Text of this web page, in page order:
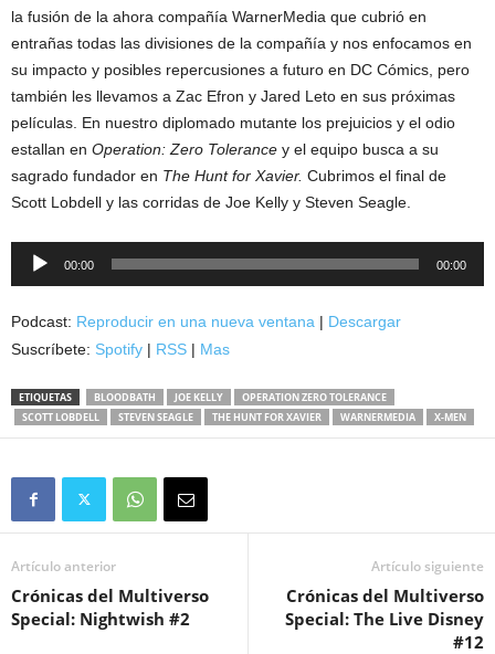
la fusión de la ahora compañía WarnerMedia que cubrió en
entrañas todas las divisiones de la compañía y nos enfocamos en
su impacto y posibles repercusiones a futuro en DC Cómics, pero
también les llevamos a Zac Efron y Jared Leto en sus próximas
películas. En nuestro diplomado mutante los prejuicios y el odio
estallan en Operation: Zero Tolerance y el equipo busca a su
sagrado fundador en The Hunt for Xavier. Cubrimos el final de
Scott Lobdell y las corridas de Joe Kelly y Steven Seagle.
Reproductor
00:00 00:00
Podcast: Reproducir en una nueva ventana | Descargar
Suscríbete: Spotify | RSS | Mas
ETIQUETAS BLOODBATH JOE KELLY
OPERATION ZERO TOLERANCE
SCOTT LOBDELL
STEVEN SEAGLE THE HUNT FOR XAVIER WARNERMEDIA X-MEN
Artículo anterior
Crónicas del Multiverso
Special: Nightwish #2
Artículo siguiente
Crónicas del Multiverso
Special: The Live Disney
#12